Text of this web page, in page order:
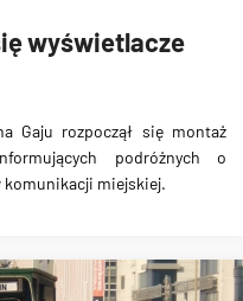
wyświetlacze
Gaju rozpoczął się montaż
podróżnych o
komunikacji miejskiej.